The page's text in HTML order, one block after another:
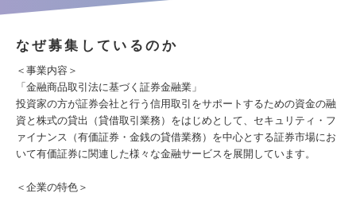
なぜ募集しているのか
＜事業内容＞
「金融商品取引法に基づく証券金融業」
投資家の方が証券会社と行う信用取引をサポートするための資金の融
資と株式の貸出（貸借取引業務）をはじめとして、セキュリティ・フ
ァイナンス（有価証券・金銭の貸借業務）を中心とする証券市場にお
いて有価証券に関連した様々な金融サービスを展開しています。
＜企業の特色＞